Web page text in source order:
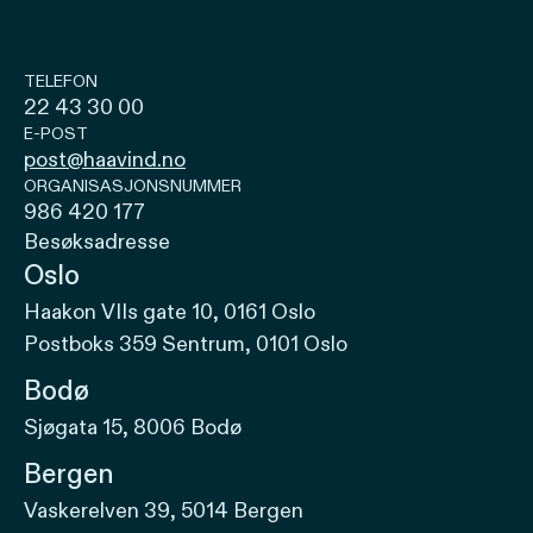
TELEFON
22 43 30 00
E-POST
post@haavind.no
ORGANISASJONSNUMMER
986 420 177
Besøksadresse
Oslo
Haakon VIIs gate 10, 0161 Oslo
Postboks 359 Sentrum, 0101 Oslo
Bodø
Sjøgata 15, 8006 Bodø
Bergen
Vaskerelven 39, 5014 Bergen